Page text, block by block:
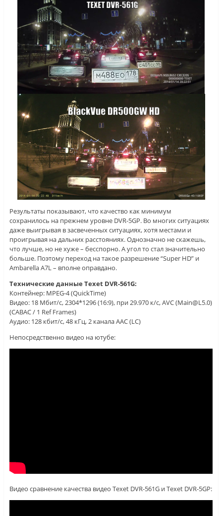
Результаты показывают, что качество как минимум
сохранилось на прежнем уровне DVR-5GP. Во многих ситуациях
даже выигрывая в засвеченных ситуациях, хотя местами и
проигрывая на дальних расстояниях. Однозначно не скажешь,
что лучше, но не хуже – бесспорно. А угол то стал значительно
больше. Поэтому переход на такое разрешение “Super HD” и
Ambarella A7L – вполне оправдано.
Технические данные Texet DVR-561G:
Контейнер: MPEG-4 (QuickTime)
Видео: 18 Мбит/с, 2304*1296 (16:9), при 29.970 к/с, AVC (Main@L5.0)
(CABAC / 1 Ref Frames)
Аудио: 128 кбит/с, 48 кГц, 2 канала AAC (LC)
Непосредственно видео на ютубе:
Видео сравнение качества видео Texet DVR-561G и Texet DVR-5GP: